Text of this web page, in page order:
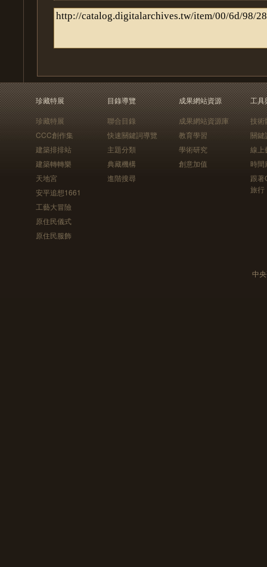
珍藏特展
珍藏特展
CCC創作集
建築排排站
建築轉轉樂
天地宮
安平追想1661
工藝大冒險
原住民儀式
原住民服飾
目錄導覽
聯合目錄
快速關鍵詞導覽
主題分類
典藏機構
進階搜尋
成果網站資源
成果網站資源庫
教育學習
學術研究
創意加值
工具
技術
關鍵
線上
時間
跟
旅行
中